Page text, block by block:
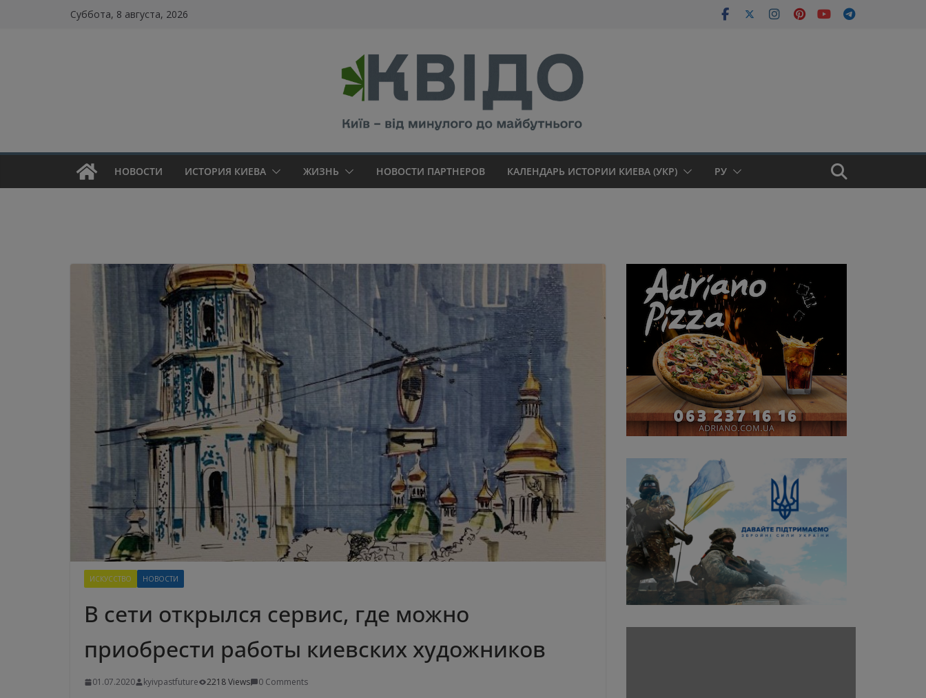
Суббота, 8 августа, 2026
НОВОСТИ ИСТОРИЯ КИЕВА ЖИЗНЬ НОВОСТИ ПАРТНЕРОВ КАЛЕНДАРЬ ИСТОРИИ КИЕВА (УКР) РУ
ИСКУССТВО НОВОСТИ
В сети открылся сервис, где можно
приобрести работы киевских художников
01.07.2020 kyivpastfuture 2218 Views 0 Comments